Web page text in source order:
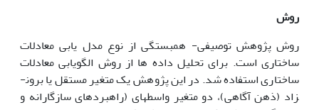
روش
روش پژوهش توصیفی- همبستگی از نوع مدل یابی معادلات
ساختاری است. برای تحلیل داده ها از روش الگویابی معادلات
ساختاری استفاده شد. در این پژوهش یک متغیر مستقل یا برون­
زاد (ذهن آگاهی)، دو متغیر واسطه­ای (راهبردهای سازگارانه و